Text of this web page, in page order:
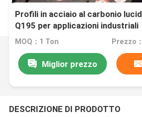
Profili in acciaio al carbonio
Q195 per applicazioni industriali
MOQ：1 Ton Prezzo
Miglior prezzo
DESCRIZIONE DI PRODOTTO